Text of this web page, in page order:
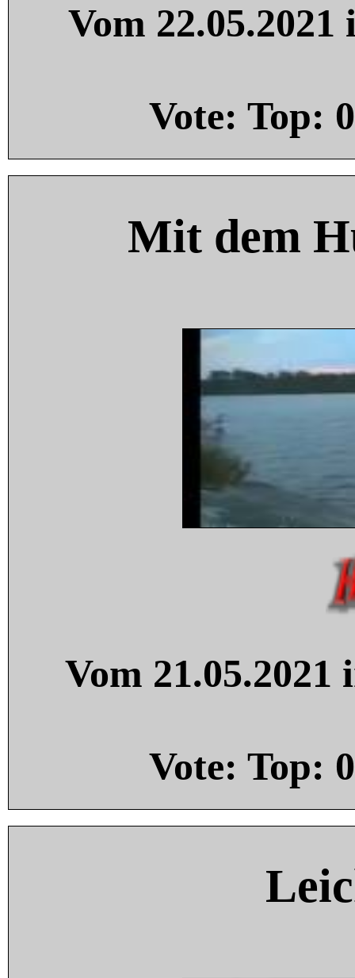
Vom
Vote: Top: 0
Mit dem
Vom
Vote: Top: 0